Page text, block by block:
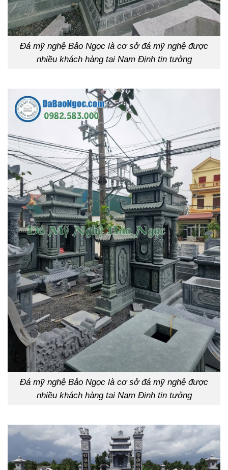
Đá mỹ nghệ Bảo Ngọc là cơ sở đá mỹ nghệ được
nhiều khách hàng tại Nam Định tin tưởng
Đá mỹ nghệ Bảo Ngọc là cơ sở đá mỹ nghệ được
nhiều khách hàng tại Nam Định tin tưởng